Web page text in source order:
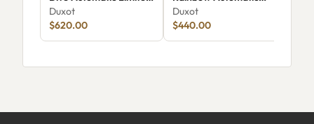
Edition DX-2066
Duxot
$620.00
DX-2077-77
Duxot
$440.00